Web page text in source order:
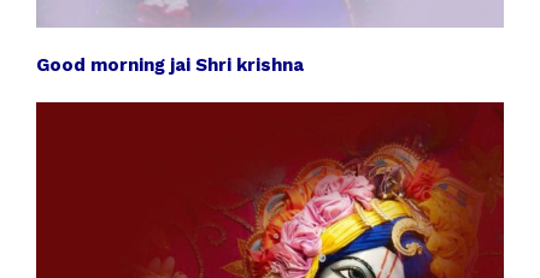
Good morning jai Shri krishna